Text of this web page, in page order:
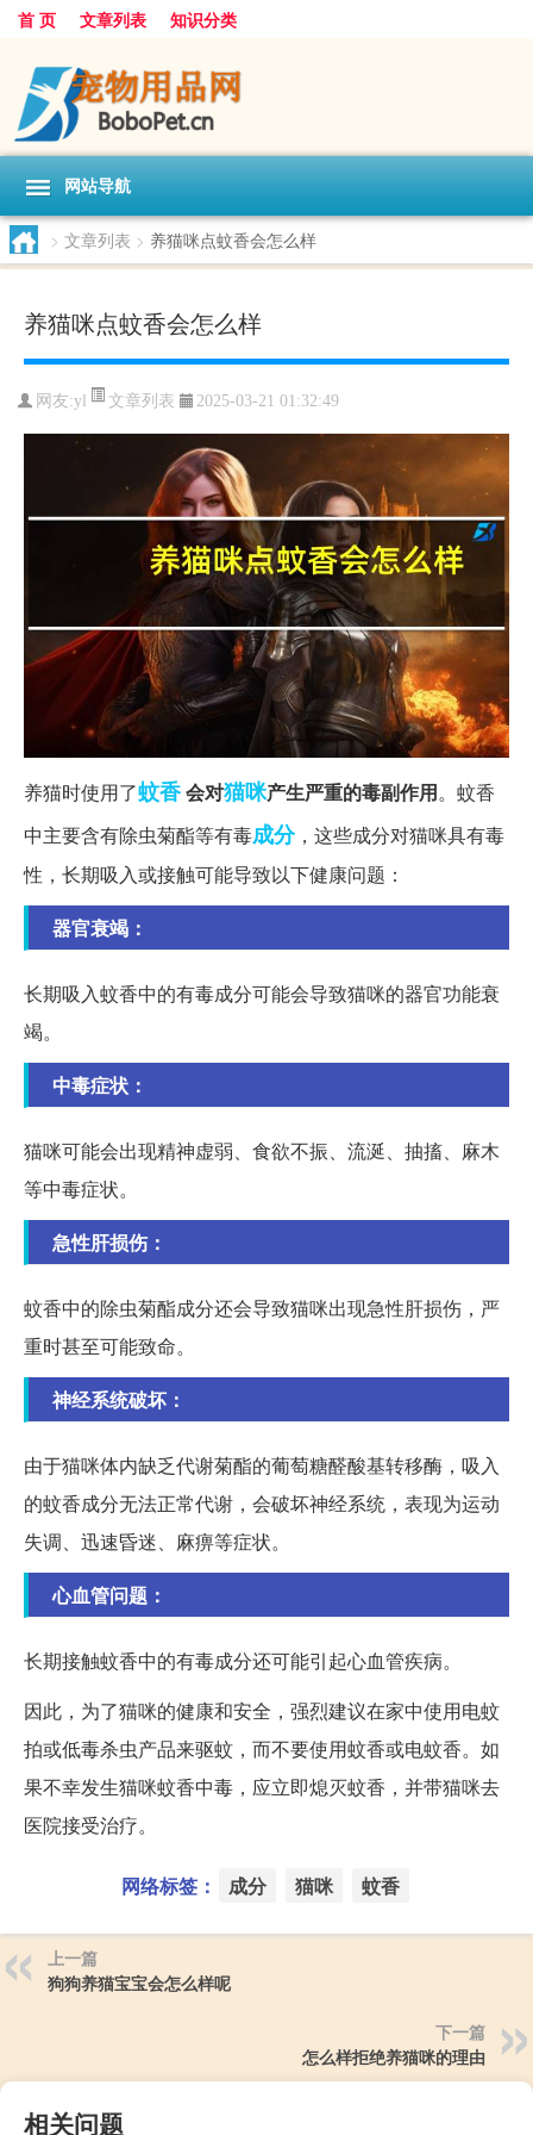
首 页 文章列表 知识分类
网站导航
> 文章列表 > 养猫咪点蚊香会怎么样
养猫咪点蚊香会怎么样
网友:yl 文章列表 2025-03-21 01:32:49
养猫时使用了蚊香会对猫咪产生严重的毒副作用。蚊香
中主要含有除虫菊酯等有毒成分，这些成分对猫咪具有毒
性，长期吸入或接触可能导致以下健康问题：
器官衰竭：
长期吸入蚊香中的有毒成分可能会导致猫咪的器官功能衰
竭。
中毒症状：
猫咪可能会出现精神虚弱、食欲不振、流涎、抽搐、麻木
等中毒症状。
急性肝损伤：
蚊香中的除虫菊酯成分还会导致猫咪出现急性肝损伤，严
重时甚至可能致命。
神经系统破坏：
由于猫咪体内缺乏代谢菊酯的葡萄糖醛酸基转移酶，吸入
的蚊香成分无法正常代谢，会破坏神经系统，表现为运动
失调、迅速昏迷、麻痹等症状。
心血管问题：
长期接触蚊香中的有毒成分还可能引起心血管疾病。
因此，为了猫咪的健康和安全，强烈建议在家中使用电蚊
拍或低毒杀虫产品来驱蚊，而不要使用蚊香或电蚊香。如
果不幸发生猫咪蚊香中毒，应立即熄灭蚊香，并带猫咪去
医院接受治疗。
网络标签： 成分 猫咪 蚊香
上一篇
狗狗养猫宝宝会怎么样呢
下一篇
怎么样拒绝养猫咪的理由
相关问题